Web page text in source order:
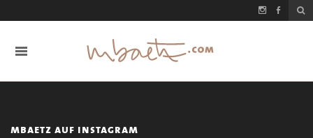
mbaetz auf instagram